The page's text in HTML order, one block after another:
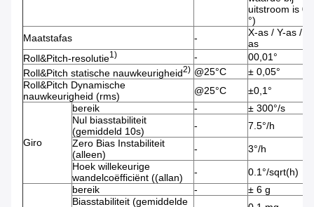
uitstroom is 0
°)
Maatstafas
-
X-as / Y-as / Z-
as
Roll&Pitch-resolutie1) -
00,01°
Roll&Pitch statische nauwkeurigheid2) @25°C
± 0,05°
Roll&Pitch Dynamische
nauwkeurigheid (rms)
@25°C ±0,1°
Giro
bereik -
± 300°/s
Nul biasstabiliteit
(gemiddeld 10s)
-
7.5°/h
Zero Bias Instabiliteit
(alleen)
-
3°/h
Hoek willekeurige
wandelcoëfficiënt ((allan)
- 0.1°/sqrt(h)
bereik -
± 6 g
Biasstabiliteit (gemiddelde